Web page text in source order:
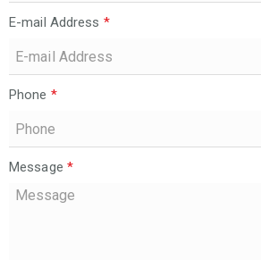
E-mail Address *
Phone *
Message *